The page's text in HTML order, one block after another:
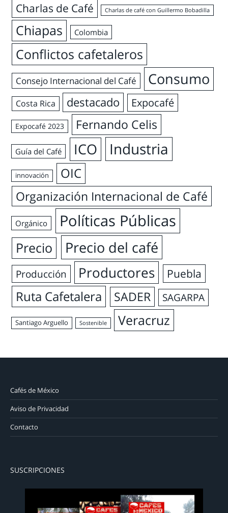
Charlas de Café Charlas de café con Guillermo Bobadilla
Chiapas Colombia
Conflictos cafetaleros
Consejo Internacional del Café Consumo
Costa Rica destacado Expocafé
Expocafé 2023 Fernando Celis
Guía del Café ICO Industria
innovación
OIC
Organización Internacional de Café
Orgánico Políticas Públicas
Precio Precio del café
Producción Productores Puebla
Ruta Cafetalera SADER SAGARPA
Santiago Arguello Sostenible Veracruz
Cafés de México
Aviso de Privacidad
Contacto
SUSCRIPCIONES